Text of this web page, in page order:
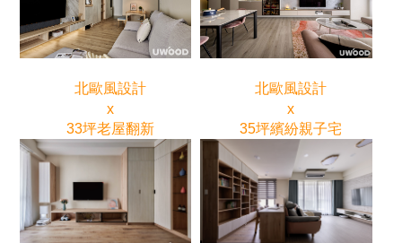
北歐風設計
x
33坪老屋翻新
北歐風設計
x
35坪繽紛親子宅